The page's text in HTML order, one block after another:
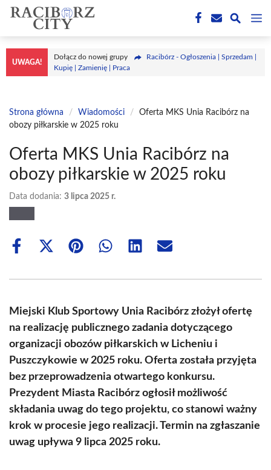
Przejdź
treści
UWAGA!
Dołącz do nowej grupy
Racibórz - Ogłoszenia | Sprzedam |
Kupię | Zamienię | Praca
Strona główna / Wiadomości /
Oferta MKS Unia Racibórz na
obozy piłkarskie w 2025 roku
Oferta MKS Unia Racibórz na
obozy piłkarskie w 2025 roku
Data dodania: 3 lipca 2025 r.
Share
Share
(Twitter)
Share Share Share Share
Miejski Klub Sportowy Unia Racibórz złożył ofertę
na realizację publicznego zadania dotyczącego
organizacji obozów piłkarskich w Licheniu i
Puszczykowie w 2025 roku. Oferta została przyjęta
bez przeprowadzenia otwartego konkursu.
Prezydent Miasta Racibórz ogłosił możliwość
składania uwag do tego projektu, co stanowi ważny
krok w procesie jego realizacji. Termin na zgłaszanie
uwag upływa 9 lipca 2025 roku.